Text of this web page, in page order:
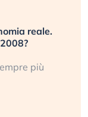
reale.
più